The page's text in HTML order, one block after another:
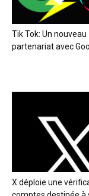
Tik Tok: Un nouveau
partenariat avec
X déploie une